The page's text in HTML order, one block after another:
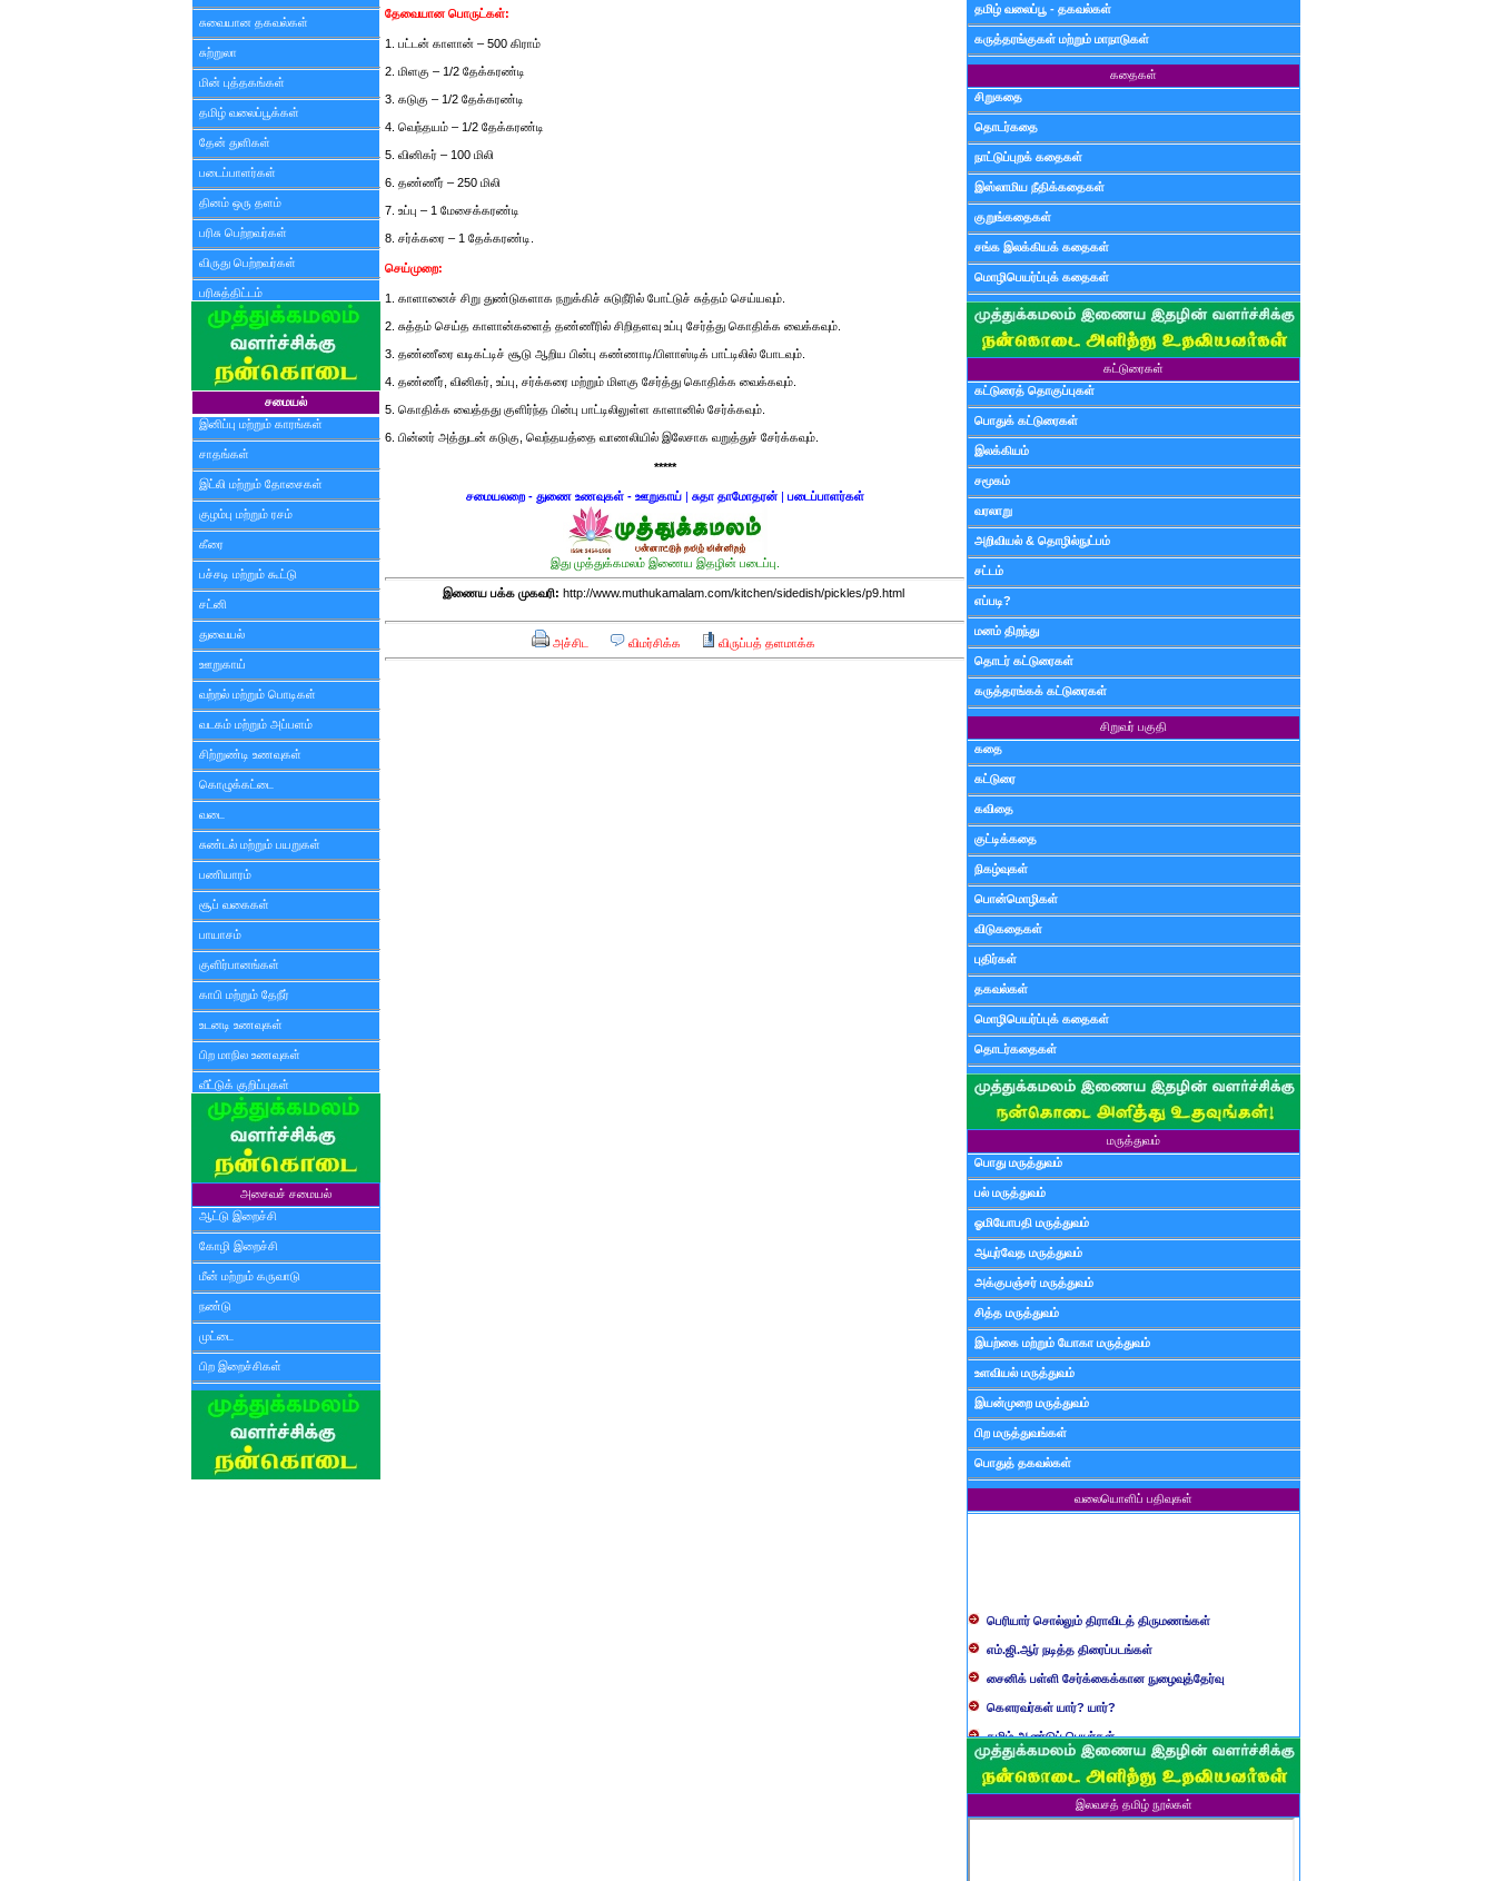
சுவையான தகவல்கள்
சுற்றுலா
மின் புத்தகங்கள்
தமிழ் வலைப்பூக்கள்
தேன் துளிகள்
படைப்பாளர்கள்
தினம் ஒரு தளம்
பரிசு பெற்றவர்கள்
விருது பெற்றவர்கள்
பரிசுத்திட்டம்
சமையல்
இனிப்பு மற்றும் காரங்கள்
சாதங்கள்
இட்லி மற்றும் தோசைகள்
குழம்பு மற்றும் ரசம்
கீரை
பச்சடி மற்றும் கூட்டு
சட்னி
துவையல்
ஊறுகாய்
வற்றல் மற்றும் பொடிகள்
வடகம் மற்றும் அப்பளம்
சிற்றுண்டி உணவுகள்
கொழுக்கட்டை
வடை
சுண்டல் மற்றும் பயறுகள்
பணியாரம்
சூப் வகைகள்
பாயாசம்
குளிர்பானங்கள்
காபி மற்றும் தேநீர்
உடனடி உணவுகள்
பிற மாநில உணவுகள்
வீட்டுக் குறிப்புகள்
அசைவச் சமையல்
ஆட்டு இறைச்சி
கோழி இறைச்சி
மீன் மற்றும் கருவாடு
நண்டு
முட்டை
பிற இறைச்சிகள்
தேவையான பொருட்கள்:
1. பட்டன் காளான் – 500 கிராம்
2. மிளகு – 1/2 தேக்கரண்டி
3. கடுகு – 1/2 தேக்கரண்டி
4. வெந்தயம் – 1/2 தேக்கரண்டி
5. வினிகர் – 100 மிலி
6. தண்ணீர் – 250 மிலி
7. உப்பு – 1 மேசைக்கரண்டி
8. சர்க்கரை – 1 தேக்கரண்டி.
செய்முறை:
1. காளானைச் சிறு துண்டுகளாக நறுக்கிச் சுடுநீரில் போட்டுச் சுத்தம் செய்யவும்.
2. சுத்தம் செய்த காளான்களைத் தண்ணீரில் சிறிதளவு உப்பு சேர்த்து கொதிக்க வைக்கவும்.
3. தண்ணீரை வடிகட்டிச் சூடு ஆறிய பின்பு கண்ணாடி/பிளாஸ்டிக் பாட்டிலில் போடவும்.
4. தண்ணீர், வினிகர், உப்பு, சர்க்கரை மற்றும் மிளகு சேர்த்து கொதிக்க வைக்கவும்.
5. கொதிக்க வைத்தது குளிர்ந்த பின்பு பாட்டிலிலுள்ள காளானில் சேர்க்கவும்.
6. பின்னர் அத்துடன் கடுகு, வெந்தயத்தை வாணலியில் இலேசாக வறுத்துச் சேர்க்கவும்.
*****
சமையலறை - துணை உணவுகள் - ஊறுகாய்| சுதா தாமோதரன்| படைப்பாளர்கள்
இது முத்துக்கமலம் இணைய இதழின் படைப்பு.
இணைய பக்க முகவரி: http://www.muthukamalam.com/kitchen/sidedish/pickles/p9.html
அச்சிட விமர்சிக்க விருப்பத் தளமாக்க
தமிழ் வலைப்பூ - தகவல்கள்
கருத்தரங்குகள் மற்றும் மாநாடுகள்
கதைகள்
சிறுகதை
தொடர்கதை
நாட்டுப்புறக் கதைகள்
இஸ்லாமிய நீதிக்கதைகள்
குறுங்கதைகள்
சங்க இலக்கியக் கதைகள்
மொழிபெயர்ப்புக் கதைகள்
கட்டுரைகள்
கட்டுரைத் தொகுப்புகள்
பொதுக் கட்டுரைகள்
இலக்கியம்
சமூகம்
வரலாறு
அறிவியல் & தொழில்நுட்பம்
சட்டம்
எப்படி?
மனம் திறந்து
தொடர் கட்டுரைகள்
கருத்தரங்கக் கட்டுரைகள்
சிறுவர் பகுதி
கதை
கட்டுரை
கவிதை
குட்டிக்கதை
நிகழ்வுகள்
பொன்மொழிகள்
விடுகதைகள்
புதிர்கள்
தகவல்கள்
மொழிபெயர்ப்புக் கதைகள்
தொடர்கதைகள்
மருத்துவம்
பொது மருத்துவம்
பல் மருத்துவம்
ஓமியோபதி மருத்துவம்
ஆயுர்வேத மருத்துவம்
அக்குபஞ்சர் மருத்துவம்
சித்த மருத்துவம்
இயற்கை மற்றும் யோகா மருத்துவம்
உளவியல் மருத்துவம்
இயன்முறை மருத்துவம்
பிற மருத்துவங்கள்
பொதுத் தகவல்கள்
வலையொளிப் பதிவுகள்
எம்.ஜி.ஆர் நடித்த திரைப்படங்கள்
சைனிக் பள்ளி சேர்க்கைக்கான நுழைவுத்தேர்வு
கௌரவர்கள் யார்? யார்?
தமிழ் ஆண்டுப் பெயர்கள்
பிள்ளையார் சுழி வந்தது எப்படி?
வருவது போவது, வந்தால் போகாது, போனால் வராது...?
பண்டைய படைப் பெயர்கள்இலவசத் தமிழ் நூல்கள்